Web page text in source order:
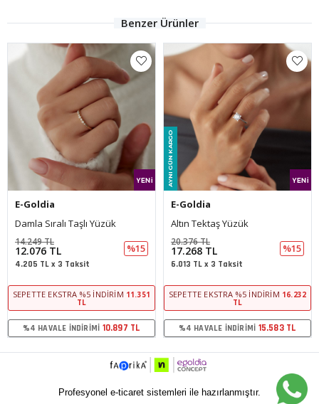
Benzer Ürünler
E-Goldia
Damla Sıralı Taşlı Yüzük
12.076 TL
14.249 TL
%15
4.205 TL x 3 Taksit
SEPETTE EKSTRA %5 İNDIRIM 11.351
TL
%4 HAVALE İNDIRIMI 10.897 TL
E-Goldia
Altın Tektaş Yüzük
17.268 TL
20.376 TL
%15
6.013 TL x 3 Taksit
SEPETTE EKSTRA %5 İNDIRIM 16.232
TL
%4 HAVALE İNDIRIMI 15.583 TL
Profesyonel e-ticaret sistemleri ile hazırlanmıştır.